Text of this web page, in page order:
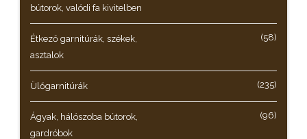
bútorok, valódi fa kivitelben
Étkező garnitúrák, székek,
asztalok
(58)
Ülőgarnitúrák (235)
Ágyak, hálószoba bútorok,
gardróbok
(96)